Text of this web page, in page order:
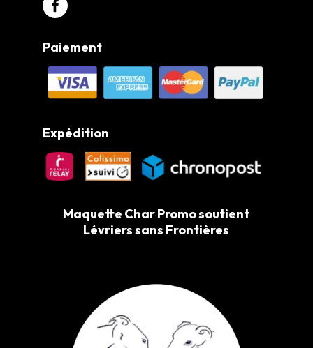
Paiement
Expédition
Maquette Char Promo soutient
Lévriers sans Frontières